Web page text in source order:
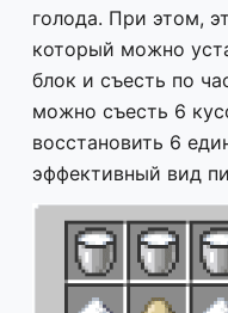
голода. При этом,
который можно
блок и съесть по
можно съесть 6
восстановить 6
эффективный вид